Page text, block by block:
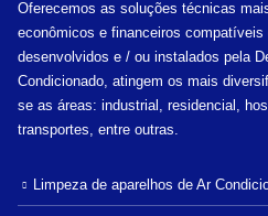
Oferecemos as soluções técnicas
econômicos e financeiros
desenvolvidos e / ou instalados pela
Condicionado, atingem os mais
se as áreas: industrial, residencial,
transportes, entre outras.
Limpeza de aparelhos de Ar